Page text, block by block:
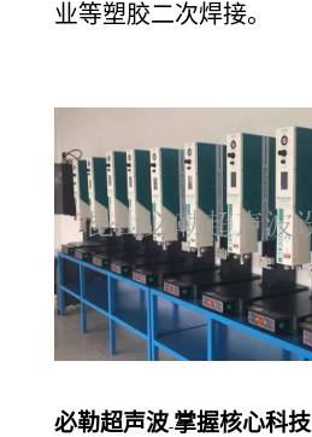
业等塑胶二次焊接。
必勒超声波-掌握核心科技